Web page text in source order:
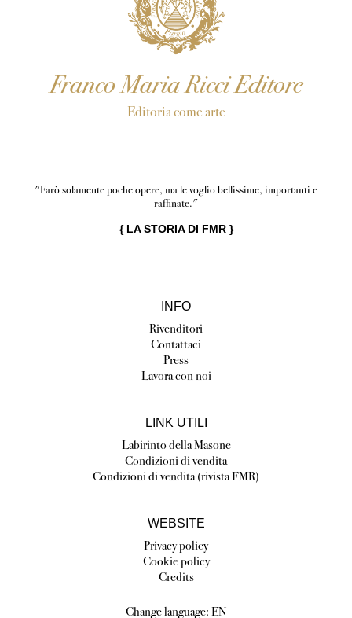
Franco Maria Ricci Editore
Editoria come arte
"Farò solamente poche opere, ma le voglio bellissime, importanti e
raffinate."
{ LA STORIA DI FMR}
INFO
Rivenditori
Contattaci
Press
Lavora con noi
LINK UTILI
Labirinto della Masone
Condizioni di vendita
Condizioni di vendita (rivista FMR)
WEBSITE
Privacy policy
Cookie policy
Credits
Change language: EN